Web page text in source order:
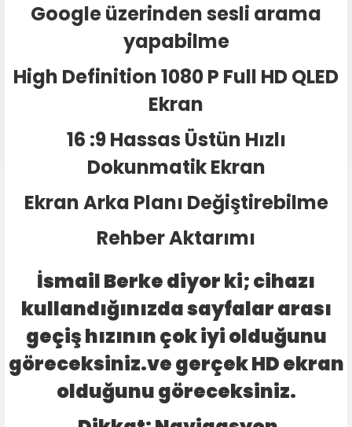
Google üzerinden sesli arama
yapabilme
High Definition 1080 P Full HD QLED
Ekran
16 :9 Hassas Üstün Hızlı
Dokunmatik Ekran
Ekran Arka Planı Değiştirebilme
Rehber Aktarımı
İsmail Berke diyor ki; cihazı
kullandığınızda sayfalar arası
geçiş hızının çok iyi olduğunu
göreceksiniz.ve gerçek HD ekran
olduğunu göreceksiniz.